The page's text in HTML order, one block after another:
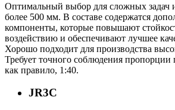
Оптимальный выбор для сложных задач
более 500 мм. В составе содержатся
компоненты, которые повышают
воздействию и обеспечивают лучшее
Хорошо подходит для производства
Требует точного соблюдения
как правило, 1:40.
JR3C